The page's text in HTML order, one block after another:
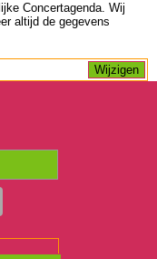
Concertagenda. Wij
altijd de gegevens